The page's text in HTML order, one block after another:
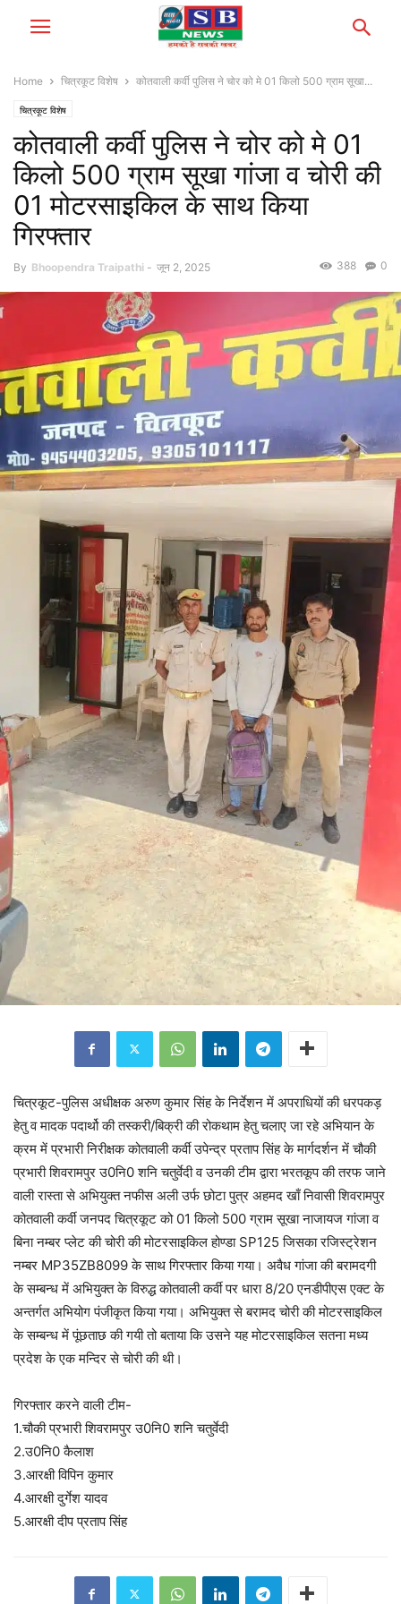
Home चित्रकूट विशेष कोतवाली कर्वी पुलिस ने चोर को मे 01 किलो 500 ग्राम सूखा...
चित्रकूट विशेष
कोतवाली कर्वी पुलिस ने चोर को मे 01
किलो 500 ग्राम सूखा गांजा व चोरी की
01 मोटरसाइकिल के साथ किया
गिरफ्तार
By Bhoopendra Traipathi - जून 2, 2025 0
388
चित्रकूट-पुलिस अधीक्षक अरुण कुमार सिंह के निर्देशन में अपराधियों की धरपकड़
हेतु व मादक पदार्थो की तस्करी/बिक्री की रोकथाम हेतु चलाए जा रहे अभियान के
क्रम में प्रभारी निरीक्षक कोतवाली कर्वी उपेन्द्र प्रताप सिंह के मार्गदर्शन में चौकी
प्रभारी शिवरामपुर उ0नि0 शनि चतुर्वेदी व उनकी टीम द्वारा भरतकूप की तरफ जाने
वाली रास्ता से अभियुक्त नफीस अली उर्फ छोटा पुत्र अहमद खाँ निवासी शिवरामपुर
कोतवाली कर्वी जनपद चित्रकूट को 01 किलो 500 ग्राम सूखा नाजायज गांजा व
बिना नम्बर प्लेट की चोरी की मोटरसाइकिल होण्डा SP125 जिसका रजिस्ट्रेशन
नम्बर MP35ZB8099 के साथ गिरफ्तार किया गया। अवैध गांजा की बरामदगी
के सम्बन्ध में अभियुक्त के विरुद्ध कोतवाली कर्वी पर धारा 8/20 एनडीपीएस एक्ट के
अन्तर्गत अभियोग पंजीकृत किया गया। अभियुक्त से बरामद चोरी की मोटरसाइकिल
के सम्बन्ध में पूंछताछ की गयी तो बताया कि उसने यह मोटरसाइकिल सतना मध्य
प्रदेश के एक मन्दिर से चोरी की थी।
गिरफ्तार करने वाली टीम-
1.चौकी प्रभारी शिवरामपुर उ0नि0 शनि चतुर्वेदी
2.उ0नि0 कैलाश
3.आरक्षी विपिन कुमार
4.आरक्षी दुर्गेश यादव
5.आरक्षी दीप प्रताप सिंह